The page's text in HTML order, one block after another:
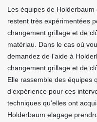
Les équipes de
restent très expérimentées
changement grillage et de
matériau. Dans le cas où
demandez de l’aide à
changement grillage et de
Elle rassemble des équipes
d’expérience pour ces
techniques qu’elles ont
Holderbaum elagage